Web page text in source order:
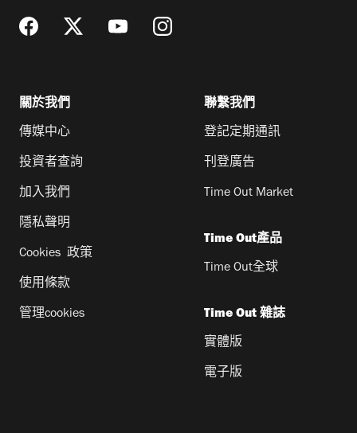
關於我們
傳媒中心
投資者查詢
加入我們
隱私聲明
Cookies 政策
使用條款
管理cookies
聯繫我們
登記定期通訊
刊登廣告
Time Out Market
Time Out產品
Time Out全球
Time Out 雜誌
實體版
電子版